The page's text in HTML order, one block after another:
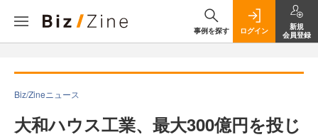
事例を探す ログイン
新規
会員登録
Biz/Zineニュース
大和ハウス工業、最大300億円を投じ